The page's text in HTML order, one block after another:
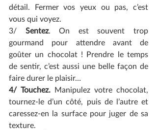
détail. Fermer vos yeux ou pas, c’est
vous qui voyez.
3/ Sentez. On est souvent trop
gourmand pour attendre avant de
goûter un chocolat ! Prendre le temps
de sentir, c’est aussi une belle façon de
faire durer le plaisir…
4/ Touchez. Manipulez votre chocolat,
tournez-le d’un côté, puis de l’autre et
caressez-en la surface pour juger de sa
texture.